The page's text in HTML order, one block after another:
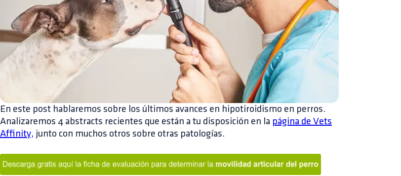
En este post hablaremos sobre los últimos avances en hipotiroidismo en perros.
Analizaremos 4 abstracts recientes que están a tu disposición en la página de Vets
Affinity, junto con muchos otros sobre otras patologías.